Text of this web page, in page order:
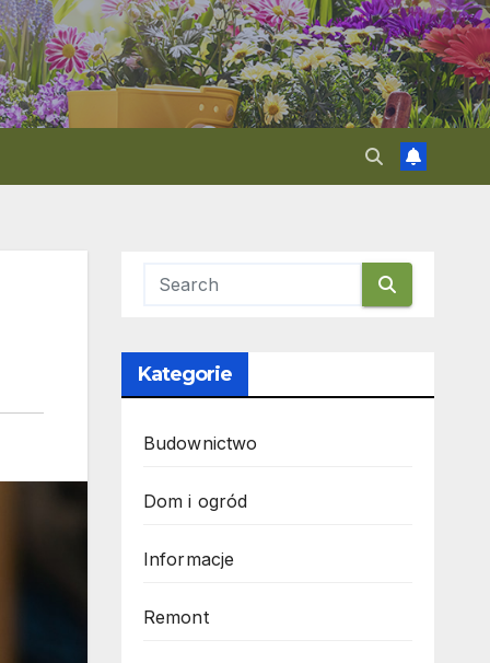
Kategorie
Budownictwo
Dom i ogród
Informacje
Remont